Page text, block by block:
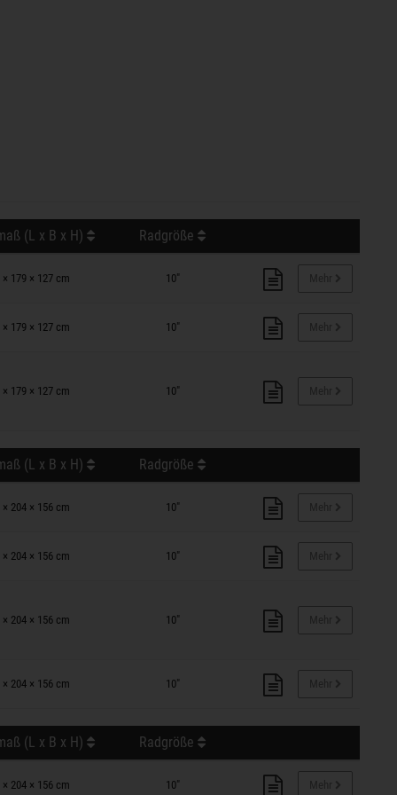
(L x B x H) Radgröße
× 179 × 127 cm 10"
× 179 × 127 cm 10"
× 179 × 127 cm 10"
(L x B x H) Radgröße
× 204 × 156 cm 10"
× 204 × 156 cm 10"
× 204 × 156 cm 10"
× 204 × 156 cm 10"
(L x B x H) Radgröße
× 204 × 156 cm 10"